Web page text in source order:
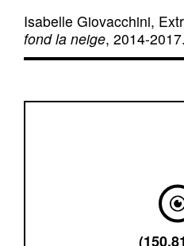
Isabelle Giovacchini,
fond la neige, 2014-